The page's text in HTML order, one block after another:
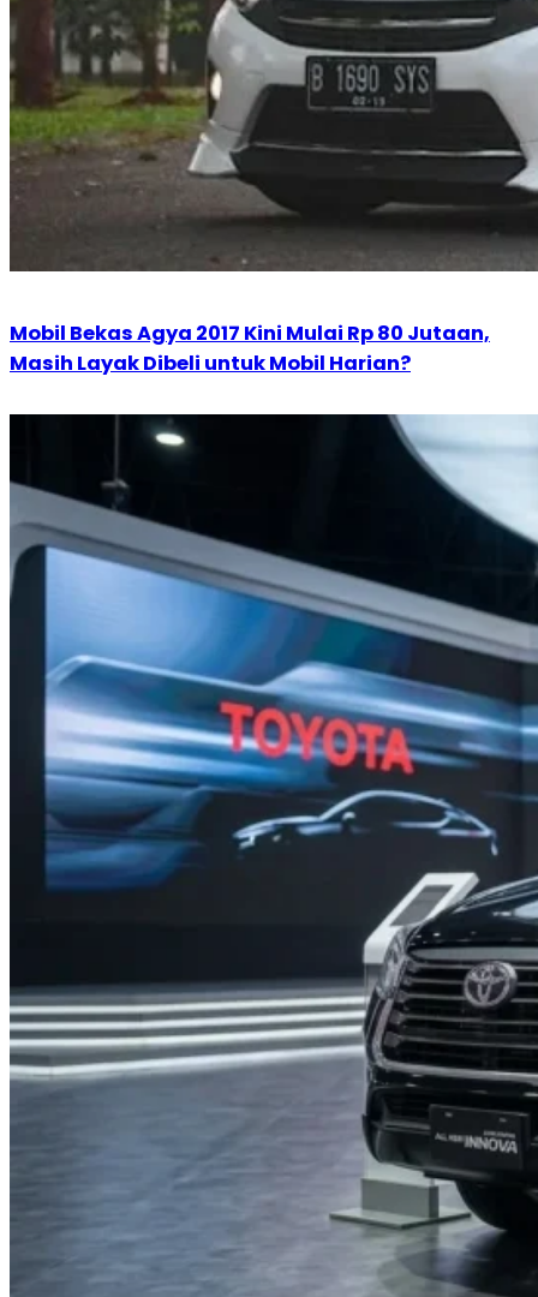
Mobil Bekas Agya 2017 Kini Mulai Rp 80 Jutaan,
Masih Layak Dibeli untuk Mobil Harian?